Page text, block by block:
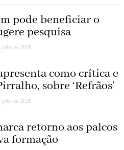
pode beneficiar o
pesquisa
julho de 2026
como crítica e
sobre ‘Refrãos’
julho de 2026
retorno aos palcos
formação